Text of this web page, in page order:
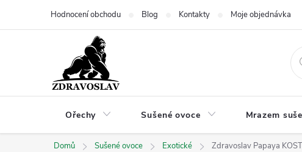
Hodnocení obchodu Blog Kontakty Moje objednávka
Ořechy Sušené ovoce Mrazem
Domů Sušené ovoce Exotické Zdravoslav Papaya